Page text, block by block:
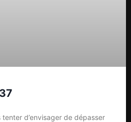
tenter d’envisager de dépasser